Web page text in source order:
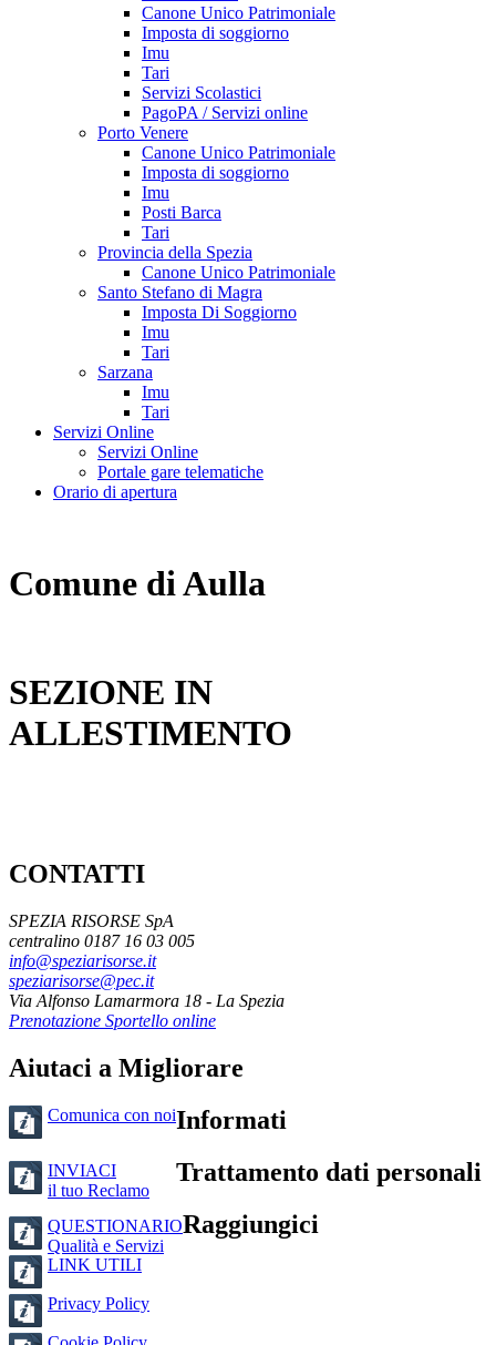
Canone Unico Patrimoniale
Imposta di soggiorno
Imu
Tari
Servizi Scolastici
PagoPA / Servizi online
Porto Venere
Canone Unico Patrimoniale
Imposta di soggiorno
Imu
Posti Barca
Tari
Provincia della Spezia
Canone Unico Patrimoniale
Santo Stefano di Magra
Imposta Di Soggiorno
Imu
Tari
Sarzana
Imu
Tari
Servizi Online
Servizi Online
Portale gare telematiche
Orario di apertura
Comune di Aulla
SEZIONE IN
ALLESTIMENTO
CONTATTI
SPEZIA RISORSE SpA
centralino 0187 16 03 005
info@speziarisorse.it
speziarisorse@pec.it
Via Alfonso Lamarmora 18 - La Spezia
Prenotazione Sportello online
Aiutaci a Migliorare
Comunica con noi
INVIACI
il tuo Reclamo
QUESTIONARIO
Qualità e Servizi
Informati
LINK UTILI
Trattamento dati personali
Privacy Policy
Raggiungici